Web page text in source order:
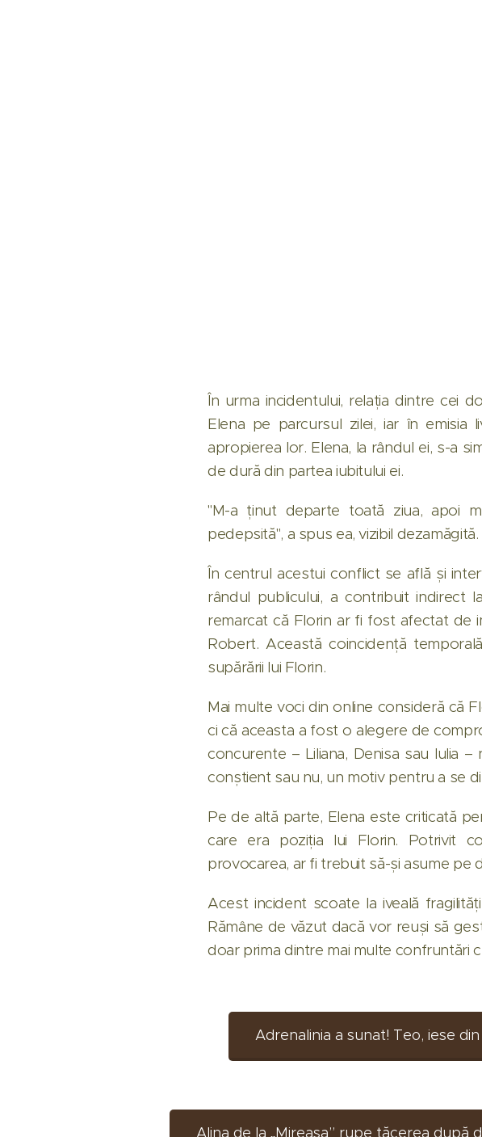
În urma incidentului, relația dintre cei
Elena pe parcursul zilei, iar în
apropierea lor. Elena, la rândul ei, s-a
de dură din partea iubitului ei.
"M-a ținut departe toată ziua, apoi
pedepsită", a spus ea, vizibil dezamăgită.
În centrul acestui conflict se află și
rândul publicului, a contribuit indirect
remarcat că Florin ar fi fost afectat de
Robert. Această coincidență
supărării lui Florin.
Mai multe voci din online consideră că
ci că aceasta a fost o alegere de
concurente – Liliana, Denisa sau Iulia
conștient sau nu, un motiv pentru a se
Pe de altă parte, Elena este criticată
care era poziția lui Florin. Potrivit
provocarea, ar fi trebuit să-și asume pe
Acest incident scoate la iveală
Rămâne de văzut dacă vor reuși să
doar prima dintre mai multe confruntări
Adrenalinia a sunat! Teo, iese
Alina de la „Mireasa” rupe tăcerea după